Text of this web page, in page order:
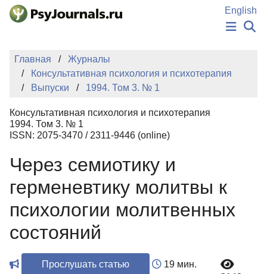
Перейти к основному содержанию
English
НОВОСТИ
АВТОРЫ
Регистрация
Главная
Журналы
Консультативная психология и психотерапия
Выпуски
1994. Том 3. № 1
Консультативная психология и психотерапия
1994. Том 3. № 1
ISSN: 2075-3470 / 2311-9446 (online)
Через семиотику и
герменевтику молитвы к
психологии молитвенных
состояний
Прослушать статью
19 мин.